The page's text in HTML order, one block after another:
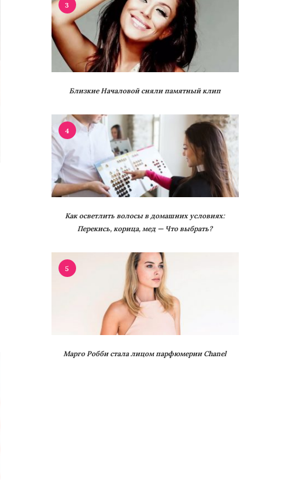
3
Близкие Началовой сняли памятный клип
4
Как осветлить волосы в домашних условиях:
Перекись, корица, мед — Что выбрать?
5
Марго Робби стала лицом парфюмерии Chanel